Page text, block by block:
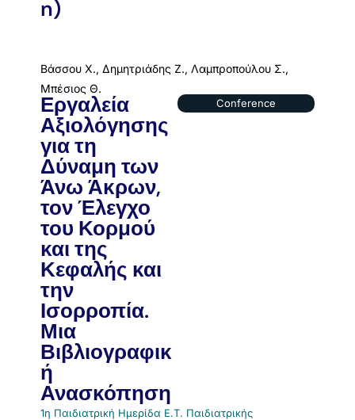
n)
Βάσσου Χ., Δημητριάδης Ζ., Λαμπροπούλου Σ.,
Μπέσιος Θ.
Εργαλεία
Αξιολόγησης
για τη
Δύναμη των
Άνω Άκρων,
τον Έλεγχο
του Κορμού
και της
Κεφαλής και
την
Ισορροπία.
Μια
Βιβλιογραφικ
ή
Ανασκόπηση
Conference
1η Παιδιατρική Ημερίδα Ε.Τ. Παιδιατρικής